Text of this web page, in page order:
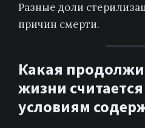
Разные доли
причин смерти.
Какая
жизни
условиям